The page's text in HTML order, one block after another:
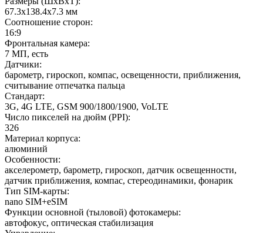
67.3x138.4x7.3 мм
Соотношение сторон:
16:9
Фронтальная камера:
7 МП, есть
Датчики:
барометр, гироскоп, компас, освещенности, приближения,
считывание отпечатка пальца
Стандарт:
3G, 4G LTE, GSM 900/1800/1900, VoLTE
Число пикселей на дюйм (PPI):
326
Материал корпуса:
алюминий
Особенности:
акселерометр, барометр, гироскоп, датчик освещенности,
датчик приближения, компас, стереодинамики, фонарик
Тип SIM-карты:
nano SIM+eSIM
Функции основной (тыловой) фотокамеры:
автофокус, оптическая стабилизация